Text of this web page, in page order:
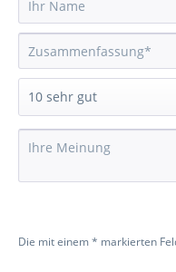
Die mit einem * markierten